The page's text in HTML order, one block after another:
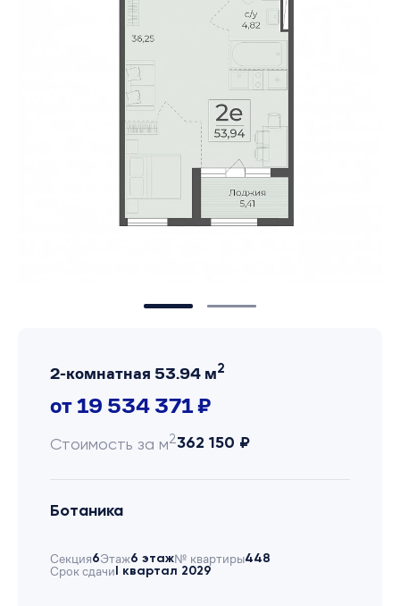
2-комнатная 53.94 м2
от 19 534 371 ₽
Стоимость за м2362 150 ₽
Ботаника
Секция6Этаж6 этаж№ квартиры448
Срок сдачиI квартал 2029